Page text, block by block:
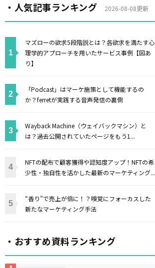
・人気記事ランキング 2026-08-08更新
マズローの欲求5段階説とは？各欲求を満たす心
理学的アプローチを用いたサービス事例【図あ
り】
「Podcast」はマーケ施策として機能するの
か？ferretが実践する音声発信の裏側
Wayback Machine（ウェイバックマシン）と
は？過去公開されていたページをもう1...
NFTの配布で顧客獲得や認知度アップ！NFTの希
少性・独自性を活かした最新のマーケティング...
“香り”で売上が倍に！？嗅覚にフォーカスした
新たなマーケティング手法
・おすすめ資料ランキング